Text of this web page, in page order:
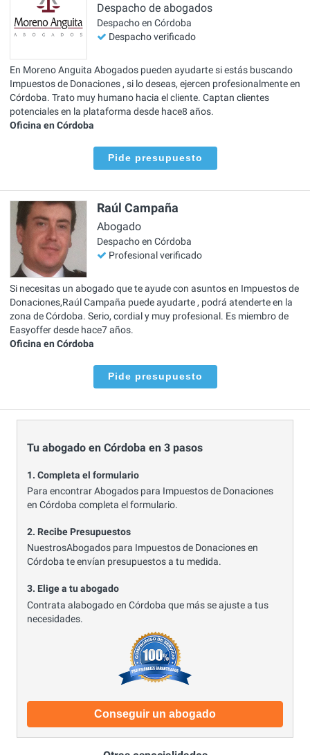
Despacho de abogados
Despacho en Córdoba
Despacho verificado
En Moreno Anguita Abogados pueden ayudarte si estás buscando
Impuestos de Donaciones , si lo deseas, ejercen profesionalmente en
Córdoba. Trato muy humano hacia el cliente. Captan clientes
potenciales en la plataforma desde hace8 años.
Oficina en Córdoba
Pide presupuesto
Raúl Campaña
Abogado
Despacho en Córdoba
Profesional verificado
Si necesitas un abogado que te ayude con asuntos en Impuestos de
Donaciones,Raúl Campaña puede ayudarte , podrá atenderte en la
zona de Córdoba. Serio, cordial y muy profesional. Es miembro de
Easyoffer desde hace7 años.
Oficina en Córdoba
Pide presupuesto
Tu abogado en Córdoba en 3 pasos
1. Completa el formulario
Para encontrar Abogados para Impuestos de Donaciones
en Córdoba completa el formulario.
2. Recibe Presupuestos
NuestrosAbogados para Impuestos de Donaciones en
Córdoba te envían presupuestos a tu medida.
3. Elige a tu abogado
Contrata alabogado en Córdoba que más se ajuste a tus
necesidades.
Conseguir un abogado